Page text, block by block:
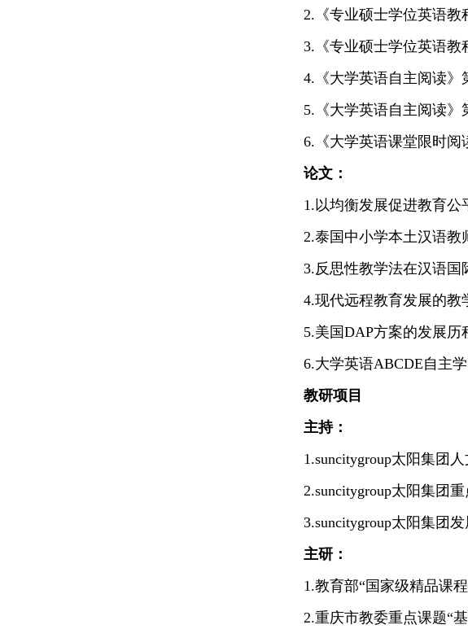
2.《专业硕士学位英语教
3.《专业硕士学位英语教
4.《大学英语自主阅读》
5.《大学英语自主阅读》
6.《大学英语课堂限时阅
论文：
1.以均衡发展促进教育公
2.泰国中小学本土汉语教
3.反思性教学法在汉语国
4.现代远程教育发展的教
5.美国DAP方案的发展历
6.大学英语ABCDE自主
教研项目
主持：
1.suncitygroup太阳集团
2.suncitygroup太阳集团
3.suncitygroup太阳集团
主研：
1.教育部“国家级精品课
2.重庆市教委重点课题“